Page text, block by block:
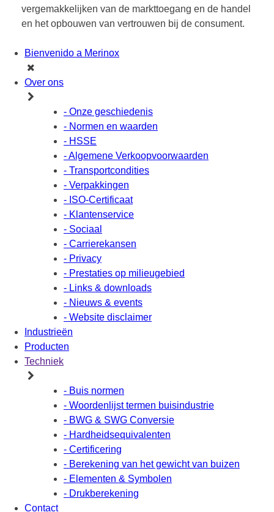
vergemakkelijken van de markttoegang en de handel
en het opbouwen van vertrouwen bij de consument.
Bienvenido a Merinox
Over ons
- Onze geschiedenis
- Normen en waarden
- HSSE
- Algemene Verkoopvoorwaarden
- Transportcondities
- Verpakkingen
- ISO-Certificaat
- Klantenservice
- Sociaal
- Carrierekansen
- Privacy
- Prestaties op milieugebied
- Links & downloads
- Nieuws & events
- Website disclaimer
Industrieën
Producten
Techniek
- Buis normen
- Woordenlijst termen buisindustrie
- BWG & SWG Conversie
- Hardheidsequivalenten
- Certificering
- Berekening van het gewicht van buizen
- Elementen & Symbolen
- Drukberekening
Contact